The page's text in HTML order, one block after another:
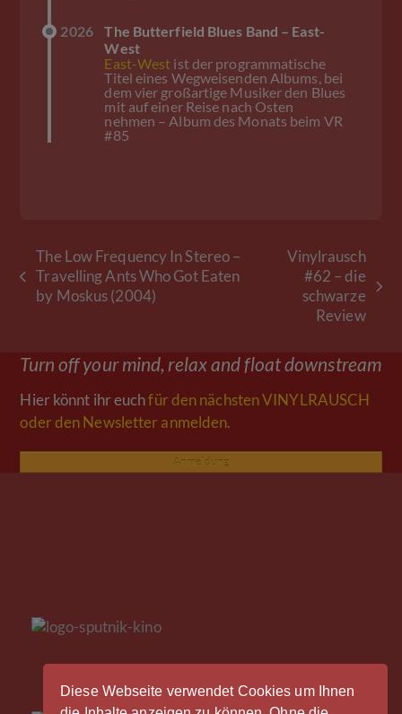
Diese Webseite verwendet Cookies um Ihnen
2026
The Butterfield Blues Band – East-
West
East-West ist der programmatische
Titel eines Wegweisenden Albums, bei
dem vier großartige Musiker den Blues
mit auf einer Reise nach Osten
nehmen – Album des Monats beim VR
#85
vorheriger
Beitrag:
The Low Frequency In Stereo –
Travelling Ants Who Got Eaten
by Moskus (2004)
Nächster
Beitrag:
Vinylrausch
#62 – die
schwarze
Review
Turn off your mind, relax and float downstream
Hier könnt ihr euchfür den nächsten VINYLRAUSCH
oder den Newsletter anmelden.
Anmeldung